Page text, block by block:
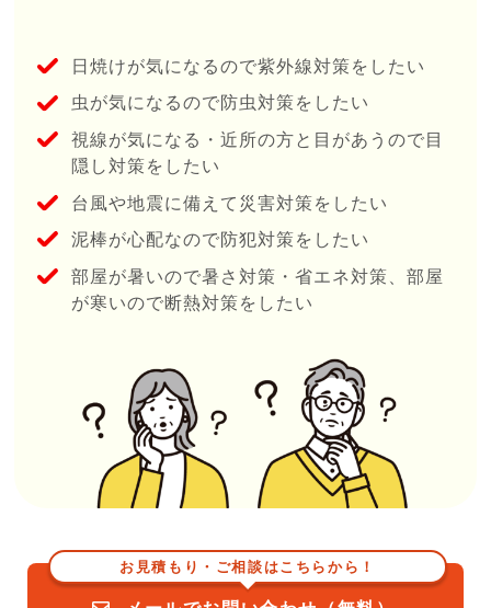
⽇焼けが気になるので紫外線対策をしたい
⾍が気になるので防⾍対策をしたい
視線が気になる・近所の⽅と⽬があうので⽬
隠し対策をしたい
台⾵や地震に備えて災害対策をしたい
泥棒が心配なので防犯対策をしたい
部屋が暑いので暑さ対策・省エネ対策、部屋
が寒いので断熱対策をしたい
お見積もり・ご相談はこちらから！